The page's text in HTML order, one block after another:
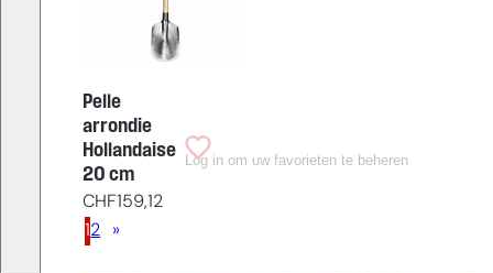
Pelle
arrondie
Hollandaise
20 cm
CHF159,12
Log in om uw favorieten te beheren
12 »